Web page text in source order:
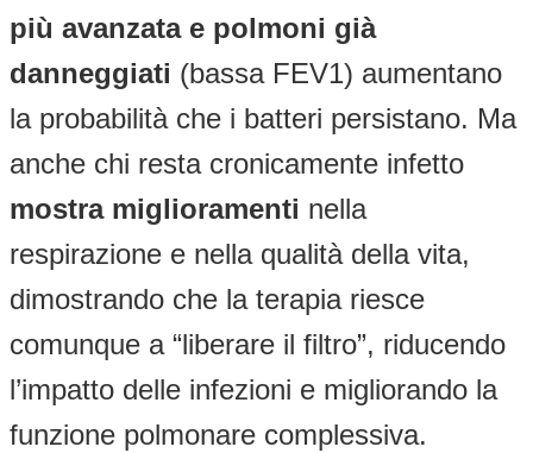
più avanzata e polmoni già
danneggiati (bassa FEV1) aumentano
la probabilità che i batteri persistano. Ma
anche chi resta cronicamente infetto
mostra miglioramenti nella
respirazione e nella qualità della vita,
dimostrando che la terapia riesce
comunque a “liberare il filtro”, riducendo
l’impatto delle infezioni e migliorando la
funzione polmonare complessiva.